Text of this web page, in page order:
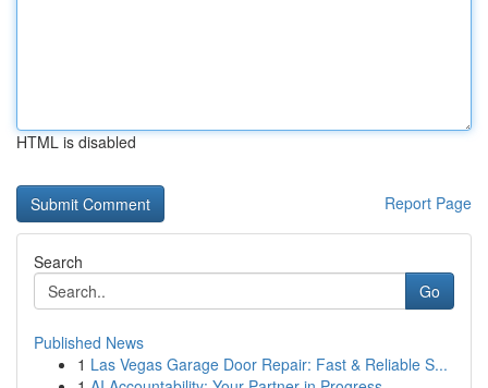
HTML is disabled
Report Page
Search
Go
Published News
1 Las Vegas Garage Door Repair: Fast & Reliable S...